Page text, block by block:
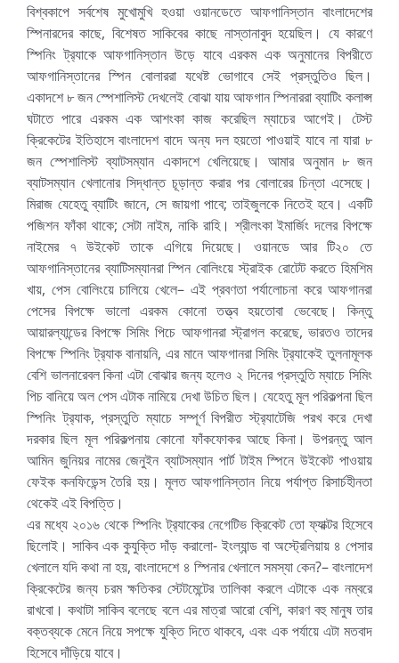
বিশ্বকাপে সর্বশেষ মুখোমুখি হওয়া ওয়ানডেতে আফগানিস্তান বাংলাদেশের
স্পিনারদের কাছে, বিশেষত সাকিবের কাছে নাস্তানাবুদ হয়েছিল। যে কারণে
স্পিনিং ট্র‍্যাকে আফগানিস্তান উড়ে যাবে এরকম এক অনুমানের বিপরীতে
আফগানিস্তানের স্পিন বোলাররা যথেষ্ট ভোগাবে সেই প্রস্তুতিও ছিল।
একাদশে ৮ জন স্পেশালিস্ট দেখলেই বোঝা যায় আফগান স্পিনাররা ব্যাটিং কলাপ্স
ঘটাতে পারে এরকম এক আশংকা কাজ করেছিল ম্যাচের আগেই। টেস্ট
ক্রিকেটের ইতিহাসে বাংলাদেশ বাদে অন্য দল হয়তো পাওয়াই যাবে না যারা ৮
জন স্পেশালিস্ট ব্যাটসম্যান একাদশে খেলিয়েছে। আমার অনুমান ৮ জন
ব্যাটসম্যান খেলানোর সিদ্ধান্ত চূড়ান্ত করার পর বোলারের চিন্তা এসেছে।
মিরাজ যেহেতু ব্যাটিং জানে, সে জায়গা পাবে; তাইজুলকে নিতেই হবে। একটি
পজিশন ফাঁকা থাকে; সেটা নাইম, নাকি রাহি। শ্রীলংকা ইমার্জিং দলের বিপক্ষে
নাইমের ৭ উইকেট তাকে এগিয়ে দিয়েছে। ওয়ানডে আর টি২০ তে
আফগানিস্তানের ব্যাটিসম্যানরা স্পিন বোলিংয়ে স্ট্রাইক রোটেট করতে হিমশিম
খায়, পেস বোলিংয়ে চালিয়ে খেলে– এই প্রবণতা পর্যালোচনা করে আফগানরা
পেসের বিপক্ষে ভালো এরকম কোনো তত্ত্ব হয়তোবা ভেবেছে। কিন্তু
আয়ারল্যান্ডের বিপক্ষে সিমিং পিচে আফগানরা স্ট্রাগল করেছে, ভারতও তাদের
বিপক্ষে স্পিনিং ট্র‍্যাক বানায়নি, এর মানে আফগানরা সিমিং ট্র‍্যাকেই তুলনামূলক
বেশি ভালনারেবল কিনা এটা বোঝার জন্য হলেও ২ দিনের প্রস্তুতি ম্যাচে সিমিং
পিচ বানিয়ে অল পেস এটাক নামিয়ে দেখা উচিত ছিল। যেহেতু মূল পরিকল্পনা ছিল
স্পিনিং ট্র‍্যাক, প্রস্তুতি ম্যাচে সম্পূর্ণ বিপরীত স্ট্র‍্যাটেজি পরখ করে দেখা
দরকার ছিল মূল পরিকল্পনায় কোনো ফাঁকফোকর আছে কিনা। উপরন্তু আল
আমিন জুনিয়র নামের জেনুইন ব্যাটসম্যান পার্ট টাইম স্পিনে উইকেট পাওয়ায়
ফেইক কনফিডেন্স তৈরি হয়। মূলত আফগানিস্তান নিয়ে পর্যাপ্ত রিসার্চহীনতা
থেকেই এই বিপত্তি।
এর মধ্যে ২০১৬ থেকে স্পিনিং ট্র‍্যাকের নেগেটিভ ক্রিকেট তো ফ্যাক্টর হিসেবে
ছিলোই। সাকিব এক কুযুক্তি দাঁড় করালো- ইংল্যান্ড বা অস্ট্রেলিয়ায় ৪ পেসার
খেলালে যদি কথা না হয়, বাংলাদেশে ৪ স্পিনার খেলালে সমস্যা কেন?– বাংলাদেশ
ক্রিকেটের জন্য চরম ক্ষতিকর স্টেটমেন্টের তালিকা করলে এটাকে এক নম্বরে
রাখবো। কথাটা সাকিব বলেছে বলে এর মাত্রা আরো বেশি, কারণ বহু মানুষ তার
বক্তব্যকে মেনে নিয়ে সপক্ষে যুক্তি দিতে থাকবে, এবং এক পর্যায়ে এটা মতবাদ
হিসেবে দাঁড়িয়ে যাবে।